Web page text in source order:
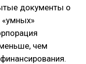
документы о
«умных»
чем